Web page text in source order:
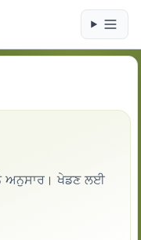
ਅਨੁਸਾਰ। ਖੇਡਣ ਲਈ